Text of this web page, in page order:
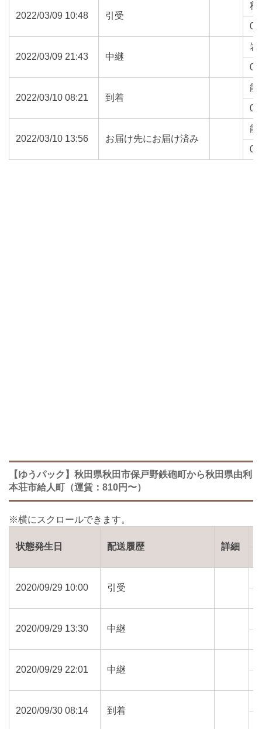
2022/03/09 10:48 引受
秋
2022/03/09 21:43 中継
岩
2022/03/10 08:21 到着
能
2022/03/10 13:56 お届け先にお届け済み
能
【ゆうパック】秋田県秋田市保戸野鉄砲町から秋田県由利
本荘市給人町（運賃：810円〜）
状態発生日 配送履歴 詳細
2020/09/29 10:00 引受
2020/09/29 13:30 中継
2020/09/29 22:01 中継
2020/09/30 08:14 到着